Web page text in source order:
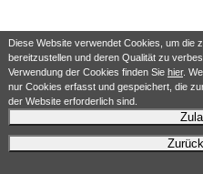
Diese Website verwendet Cookies, um die
bereitzustellen und deren Qualität zu
Verwendung der Cookies finden Sie hier.
nur Cookies erfasst und gespeichert, die
der Website erforderlich sind.